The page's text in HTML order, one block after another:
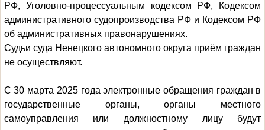
РФ, Уголовно-процессуальным кодексом РФ, Кодексом
административного судопроизводства РФ и Кодексом РФ
об административных правонарушениях.
Судьи суда Ненецкого автономного округа приём граждан
не осуществляют.
С 30 марта 2025 года электронные обращения граждан в
государственные органы, органы местного
самоуправления или должностному лицу будут